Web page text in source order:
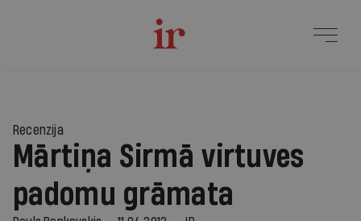
Recenzija
Mārtiņa Sirmā virtuves
padomu grāmata